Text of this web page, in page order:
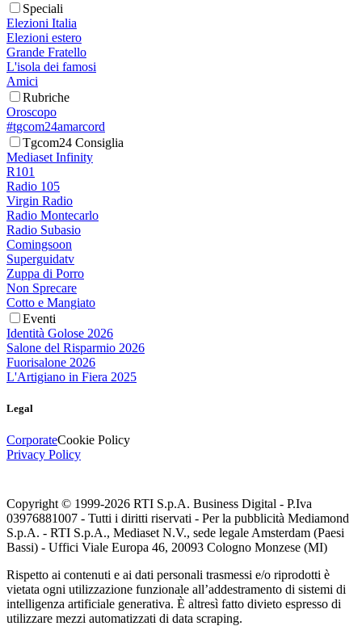
Speciali
Elezioni Italia
Elezioni estero
Grande Fratello
L'isola dei famosi
Amici
Rubriche
Oroscopo
#tgcom24amarcord
Tgcom24 Consiglia
Mediaset Infinity
R101
Radio 105
Virgin Radio
Radio Montecarlo
Radio Subasio
Comingsoon
Superguidatv
Zuppa di Porro
Non Sprecare
Cotto e Mangiato
Eventi
Identità Golose 2026
Salone del Risparmio 2026
Fuorisalone 2026
L'Artigiano in Fiera 2025
Legal
CorporateCookie Policy
Privacy Policy
Copyright © 1999-2026 RTI S.p.A. Business Digital - P.Iva
03976881007 - Tutti i diritti riservati - Per la pubblicità Mediamond
S.p.A. - RTI S.p.A., Mediaset N.V., sede legale Amsterdam (Paesi
Bassi) - Uffici Viale Europa 46, 20093 Cologno Monzese (MI)
Rispetto ai contenuti e ai dati personali trasmessi e/o riprodotti è
vietata ogni utilizzazione funzionale all’addestramento di sistemi di
intelligenza artificiale generativa. È altresì fatto divieto espresso di
utilizzare mezzi automatizzati di data scraping.